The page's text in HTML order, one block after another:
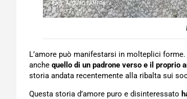
L’amore può manifestarsi in molteplici
anche quello di un padrone verso e il proprio
storia andata recentemente alla ribalta sui
Questa storia d’amore puro e disinteressato